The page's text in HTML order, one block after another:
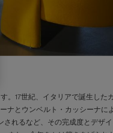
。17世紀、イタリアで誕生した
ナとウンベルト・カッシーナに
れるなど、その完成度とデザ